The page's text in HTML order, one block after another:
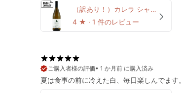
（訳あり！）カレラ シャルドネ ジョシュ・ジェンセン・セレクション 2022 (クリアランス品、ラベル不良、キャップシール不良、ボトル不良など)
4 ★ · 1 件のレビュー
• 1 か月前 に購入済み
夏は食事の前に冷えた白、毎日楽しんでます。